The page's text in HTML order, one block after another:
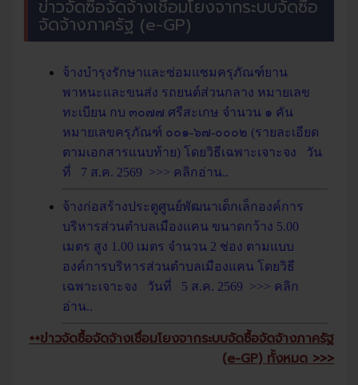
ข่าวจัดซื้อจัดจ้างเชื่อมโยงจากระบบจัดซื้อ
จัดจ้างภาครัฐ (e-GP)
++ข่าวจัดซื้อจัดจ้างเชื่อมโยงจากระบบจัดซื้อจัดจ้างภาครัฐ
(e-GP) ทั้งหมด >>>